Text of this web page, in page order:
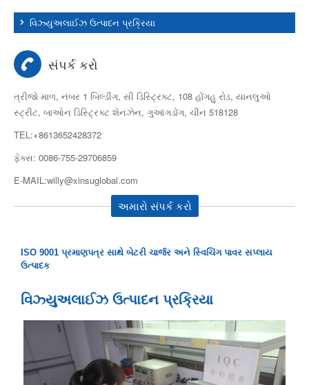
વિઝ્યુઅલાઈઝ ઉત્પાદન પ્રક્રિયા
સંપર્ક કરો
ત્રીજો માળ, નંબર 1 બિલ્ડીંગ, સી ડિસ્ટ્રિક્ટ, 108 હોંગહુ રોડ, યાનલુઓ
સ્ટ્રીટ, બાઓન ડિસ્ટ્રિક્ટ શેનઝેન, ગુઆંગડોંગ, ચીન 518128
TEL:+8613652428372
ફેક્સ: 0086-755-29706859
E-MAIL:willy@xinsuglobal.com
અમારો સંપર્ક કરો
ISO 9001 પ્રમાણપત્ર સાથે બેટરી ચાર્જર અને સ્વિચિંગ પાવર સપ્લાય
ઉત્પાદક
વિઝ્યુઅલાઈઝ ઉત્પાદન પ્રક્રિયા